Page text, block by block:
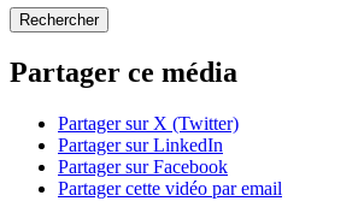
Rechercher
Partager ce média
Partager sur X (Twitter)
Partager sur LinkedIn
Partager sur Facebook
Partager cette vidéo par email